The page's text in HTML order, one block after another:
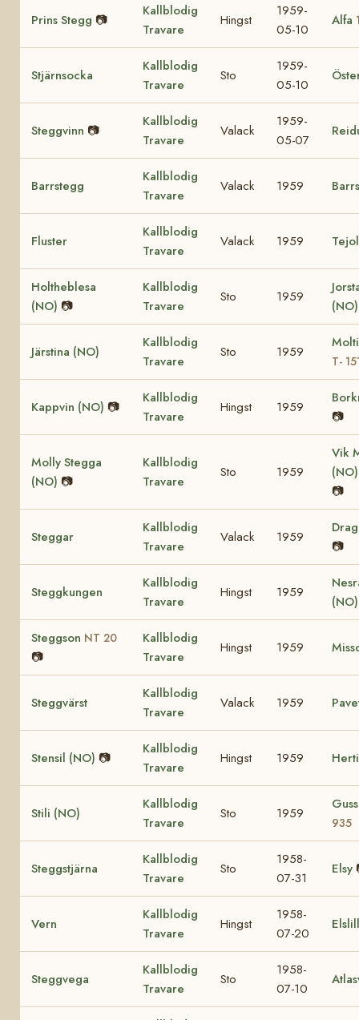
Prins Stegg 📷
Kallblodig
Travare
Hingst
1959-
05-10
Alfa
Stjärnsocka
Kallblodig
Travare
Sto
1959-
05-10
Steggvinn 📷
Kallblodig
Travare
Valack
1959-
05-07
Barrstegg
Kallblodig
Travare
Valack 1959
Fluster
Kallblodig
Travare
Valack 1959
Holtheblesa
(NO) 📷
Kallblodig
Travare
Sto 1959
(NO)
Järstina (NO)
Kallblodig
Travare
Sto 1959
T-
Kappvin (NO) 📷
Kallblodig
Travare
Hingst 1959
📷
Molly Stegga
(NO) 📷
Kallblodig
Travare
Sto 1959
Vik
📷
Steggar
Kallblodig
Travare
Valack 1959
📷
Steggkungen
Kallblodig
Travare
Hingst 1959
Steggson NT 20
📷
Kallblodig
Travare
Hingst 1959
Steggvärst
Kallblodig
Travare
Valack 1959
Stensil (NO) 📷
Kallblodig
Travare
Hingst 1959
Stili (NO)
Kallblodig
Travare
Sto 1959
935
Steggstjärna
Kallblodig
Travare
Sto
1958-
07-31
Elsy
Vern
Kallblodig
Travare
Hingst
1958-
07-20
Elslill
Steggvega
Kallblodig
Travare
Sto
1958-
07-10